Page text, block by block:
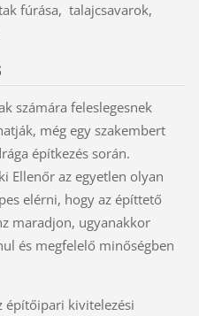
fúrása, talajcsavarok,
számára feleslegesnek
még egy szakembert
építkezés során.
Ellenőr az egyetlen olyan
elérni, hogy az építtető
maradjon, ugyanakkor
és megfelelő minőségben
építőipari kivitelezési